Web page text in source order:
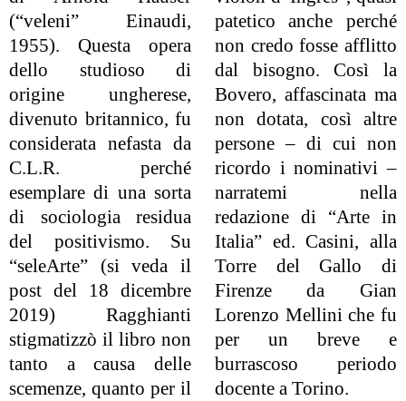
(“veleni” Einaudi,
1955). Questa opera
dello studioso di
origine ungherese,
divenuto britannico, fu
considerata nefasta da
C.L.R. perché
esemplare di una sorta
di sociologia residua
del positivismo. Su
“seleArte” (si veda il
post del 18 dicembre
2019) Ragghianti
stigmatizzò il libro non
tanto a causa delle
scemenze, quanto per il
patetico anche perché
non credo fosse afflitto
dal bisogno. Così la
Bovero, affascinata ma
non dotata, così altre
persone – di cui non
ricordo i nominativi –
narratemi nella
redazione di “Arte in
Italia” ed. Casini, alla
Torre del Gallo di
Firenze da Gian
Lorenzo Mellini che fu
per un breve e
burrascoso periodo
docente a Torino.